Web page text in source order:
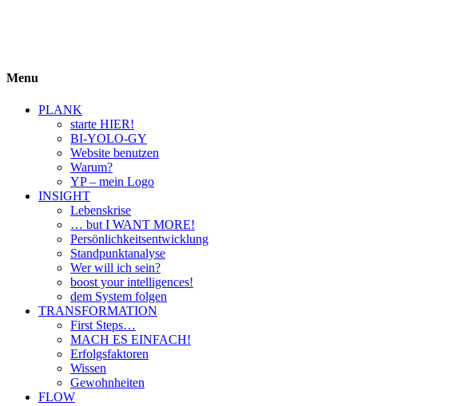
Menu
PLANK
starte HIER!
BI-YOLO-GY
Website benutzen
Warum?
YP – mein Logo
INSIGHT
Lebenskrise
… but I WANT MORE!
Persönlichkeitsentwicklung
Standpunktanalyse
Wer will ich sein?
boost your intelligences!
dem System folgen
TRANSFORMATION
First Steps…
MACH ES EINFACH!
Erfolgsfaktoren
Wissen
Gewohnheiten
FLOW